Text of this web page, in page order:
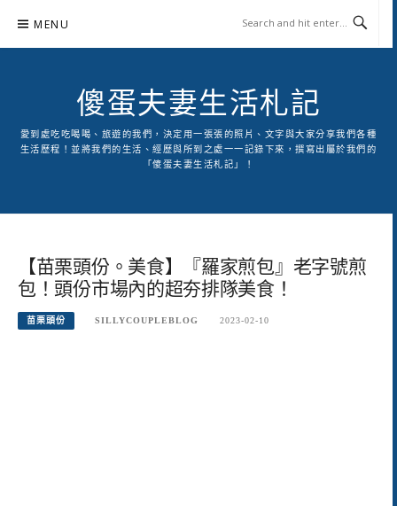
content
MENU
傻蛋夫妻生活札記
愛到處吃吃喝喝、旅遊的我們，決定用一張張的照片、文字與大家分享我們各種
生活歷程！並將我們的生活、經歷與所到之處一一記錄下來，撰寫出屬於我們的
「傻蛋夫妻生活札記」！
【苗栗頭份。美食】『羅家煎包』老字號煎
包！頭份市場內的超夯排隊美食！
苗栗頭份 SILLYCOUPLEBLOG 2023-02-10